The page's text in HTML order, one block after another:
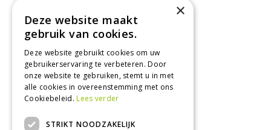
09:00 - 18:00
Dinsdag
Woensdag
Donderdag
09:00 - 18:00
Vrijdag
09:00 - 18:00
Zaterdag
09:00 - 17:00
Toon alle openingstijden
×
Deze website maakt
gebruik van cookies.
Deze website gebruikt cookies om uw
gebruikerservaring te verbeteren. Door
onze website te gebruiken, stemt u in met
alle cookies in overeenstemming met ons
Cookiebeleid.Lees verder
STRIKT NOODZAKELIJK